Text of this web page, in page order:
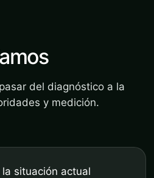
del diagnóstico a la
y medición.
situación actual